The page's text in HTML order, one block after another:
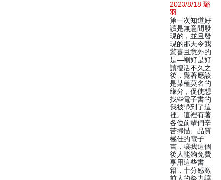
2023/8/18 璐
羽
第一次知道好
讀是無意間發
現的，並且發
現的那天令我
驚喜且意外的
是—剛好是好
讀復活不久之
後，覺著應該
是某種莫名的
緣分，促使想
找些電子書的
我被帶到了這
裡。這裡有著
各位前輩們辛
苦掃描、品質
極佳的電子
書，讓我這個
後人能夠免費
享用這些書
籍，十分感激
前人的努力讓